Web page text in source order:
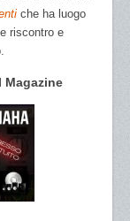
che ha luogo
riscontro e
Magazine